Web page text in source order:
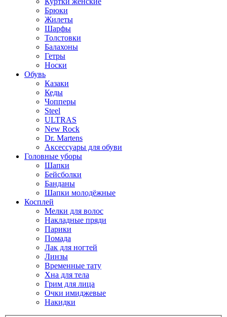
Брюки
Жилеты
Шарфы
Толстовки
Балахоны
Гетры
Носки
Обувь
Казаки
Кеды
Чопперы
Steel
ULTRAS
New Rock
Dr. Martens
Аксессуары для обуви
Головные уборы
Шапки
Бейсболки
Банданы
Шапки молодёжные
Косплей
Мелки для волос
Накладные пряди
Парики
Помада
Лак для ногтей
Линзы
Временные тату
Хна для тела
Грим для лица
Очки имиджевые
Накидки